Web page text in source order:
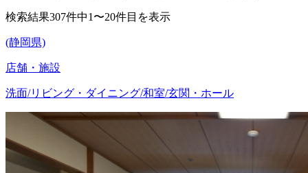
検索結果307件中1〜20件目を表示
(静岡県)
店舗・施設
洗面/リビング・ダイニング/和室/玄関・ホール